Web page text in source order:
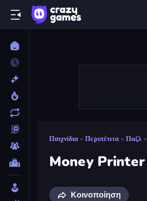
Παιχνίδια » Περιπέτεια » Παζλ »
Money Printer
Κοινοποίηση